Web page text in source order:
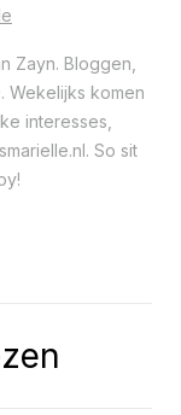
Zayn. Bloggen,
Wekelijks komen
interesses,
So sit